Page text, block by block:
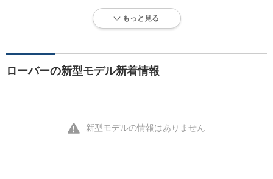
ーグループは分割され、ローバー部門は投資グループに売却されることとな
る。以降、MGローバーと改称するも、2006年以降、ブランドとしてのローバ
もっと見る
ローバーの新型モデル新着情報
新型モデルの情報はありません